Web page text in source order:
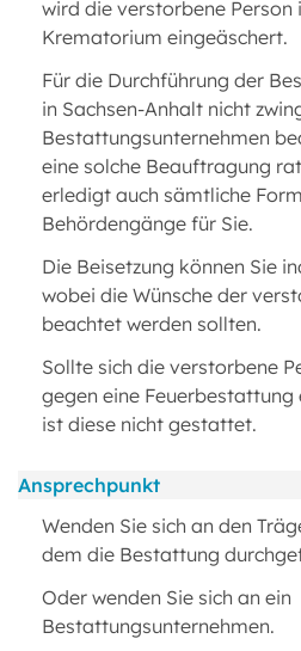
wird die verstorbene Person
Krematorium eingeäschert.
Für die Durchführung der
in Sachsen-Anhalt nicht
Bestattungsunternehmen
eine solche Beauftragung
erledigt auch sämtliche
Behördengänge für Sie.
Die Beisetzung können Sie
wobei die Wünsche der
beachtet werden sollten.
Sollte sich die verstorbene
gegen eine Feuerbestattung
ist diese nicht gestattet.
Ansprechpunkt
Wenden Sie sich an den
dem die Bestattung
Oder wenden Sie sich an ein
Bestattungsunternehmen.